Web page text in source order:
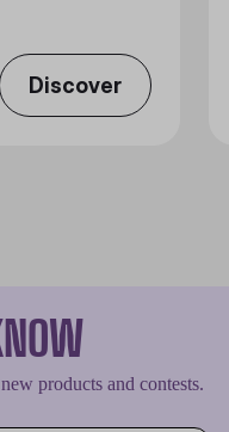
Discover
products and contests.